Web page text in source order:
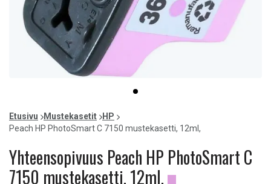
item
of
1
Etusivu Mustekasetit
HP
Peach HP PhotoSmart C 7150 mustekasetti, 12ml,
Yhteensopivuus Peach HP PhotoSmart C
7150 mustekasetti, 12ml,